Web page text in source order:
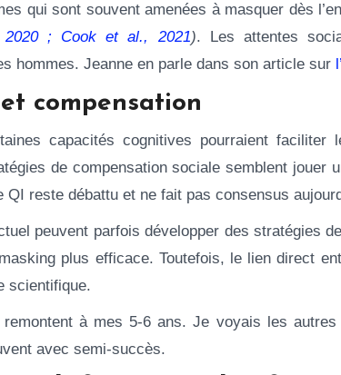
qui sont souvent amenées à masquer dès
; Cook et al., 2021). Les attentes
hommes. Jeanne en parle dans son article sur
compensation
capacités cognitives pourraient faciliter
de compensation sociale semblent jouer
reste débattu et ne fait pas consensus
peuvent parfois développer des stratégies
plus efficace. Toutefois, le lien direct
scientifique.
à mes 5-6 ans. Je voyais les
avec semi-succès.